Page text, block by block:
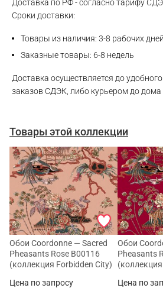
Доставка по РФ - согласно тарифу
Сроки доставки:
Товары из наличия: 3-8 рабочих дней
Заказные товары: 6-8 недель
Доставка осуществляется до
заказов СДЭК, либо курьером до дома
Товары этой коллекции
Обои Coordonne — Sacred
Pheasants Rose B00116
(коллекция Forbidden City)
Цена по запросу
Обои
Pheasants
Цена по